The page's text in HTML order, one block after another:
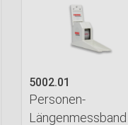
5002.01
Personen-
Längenmessband